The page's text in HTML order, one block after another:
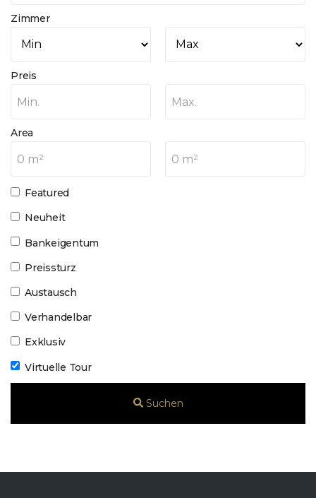
Zimmer
Preis
Min. Max.
Area
0 m² 0 m²
Featured
Neuheit
Bankeigentum
Preissturz
Austausch
Verhandelbar
Exklusiv
Virtuelle Tour
Suchen